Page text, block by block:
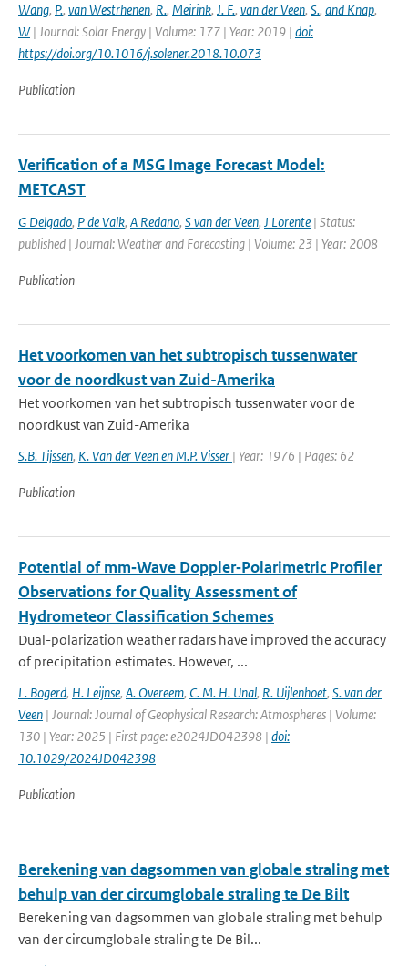
Wang, P., van Westrhenen, R., Meirink, J. F., van der Veen, S., and Knap,
W| Journal: Solar Energy | Volume: 177 | Year: 2019 | doi:
https://doi.org/10.1016/j.solener.2018.10.073
Publication
Verification of a MSG Image Forecast Model:
METCAST
G Delgado, P de Valk, A Redano, S van der Veen, J Lorente | Status:
published | Journal: Weather and Forecasting | Volume: 23 | Year: 2008
Publication
Het voorkomen van het subtropisch tussenwater
voor de noordkust van Zuid-Amerika
Het voorkomen van het subtropisch tussenwater voor de
noordkust van Zuid-Amerika
S.B. Tijssen, K. Van der Veen en M.P. Visser | Year: 1976 | Pages: 62
Publication
Potential of mm‐Wave Doppler‐Polarimetric Profiler
Observations for Quality Assessment of
Hydrometeor Classification Schemes
Dual-polarization weather radars have improved the accuracy
of precipitation estimates. However, ...
L. Bogerd, H. Leijnse, A. Overeem, C. M. H. Unal, R. Uijlenhoet, S. van der
Veen | Journal: Journal of Geophysical Research: Atmospheres | Volume:
130 | Year: 2025 | First page: e2024JD042398 | doi:
10.1029/2024JD042398
Publication
Berekening van dagsommen van globale straling met
behulp van der circumglobale straling te De Bilt
Berekening van dagsommen van globale straling met behulp
van der circumglobale straling te De Bil...